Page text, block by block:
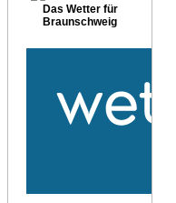
Das Wetter für
Braunschweig